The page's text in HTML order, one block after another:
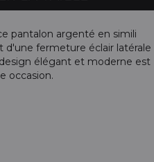
pantalon argenté en simili
d'une fermeture éclair latérale
élégant et moderne est
occasion.